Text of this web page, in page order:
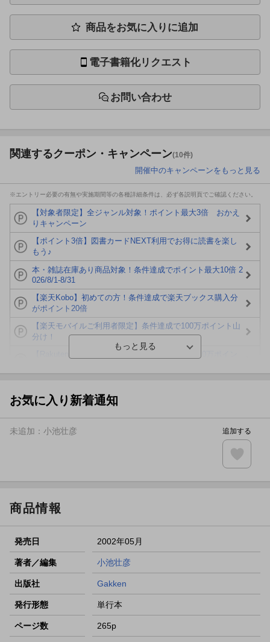
商品をお気に入りに追加
電子書籍化リクエスト
お問い合わせ
関連するクーポン・キャンペーン(10件)
開催中のキャンペーンをもっと見る
※エントリー必要の有無や実施期間等の各種詳細条件は、必ず各説明頁でご確認ください。
【対象者限定】全ジャンル対象！ポイント最大3倍 おかえ
りキャンペーン
【ポイント3倍】図書カードNEXT利用でお得に読書を楽し
もう♪
本・雑誌在庫あり商品対象！条件達成でポイント最大10倍 2
026/8/1-8/31
【楽天Kobo】初めての方！条件達成で楽天ブックス購入分
がポイント20倍
【楽天モバイルご利用者限定】条件達成で100万ポイント山
分け！
が当たる！
楽天モバイル紹介キャンペーンの拡散で300円OFFクーポン
条件達成で楽天限定・宝塚歌劇 宙組貸切公演ペアチケット
お気に入り新着通知
未追加： 小池壮彦 追加する
商品情報
発売日 2002年05月
著者／編集 小池壮彦
出版社 Gakken
発行形態 単行本
ページ数 265p